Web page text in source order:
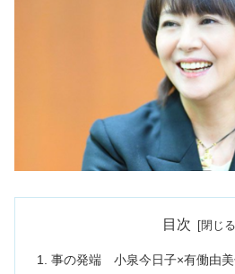
目次
事の発端 小泉今日子×有働由